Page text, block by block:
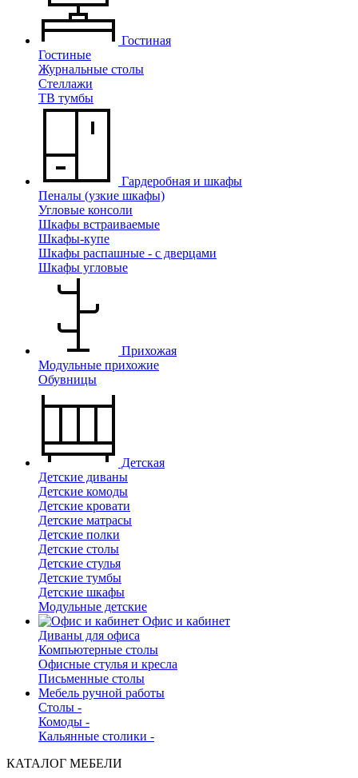
Гостиная
Гостиные
Журнальные столы
Стеллажи
ТВ тумбы
Гардеробная и шкафы
Пеналы (узкие шкафы)
Угловые консоли
Шкафы встраиваемые
Шкафы-купе
Шкафы распашные - с дверцами
Шкафы угловые
Прихожая
Модульные прихожие
Обувницы
Детская
Детские диваны
Детские комоды
Детские кровати
Детские матрасы
Детские полки
Детские столы
Детские стулья
Детские тумбы
Детские шкафы
Модульные детские
Офис и кабинет
Диваны для офиса
Компьютерные столы
Офисные стулья и кресла
Письменные столы
Мебель ручной работы
Столы -
Комоды -
Кальянные столики -
КАТАЛОГ МЕБЕЛИ